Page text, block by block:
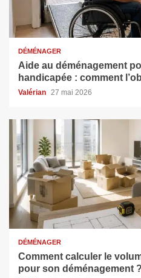
DÉMÉNAGER
Aide au déménagement
handicapée : comment
Valérian 27 mai 2026
DÉMÉNAGER
Comment calculer le
pour son déménagement ?